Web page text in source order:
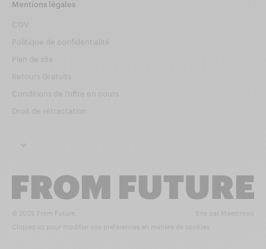
Mentions légales
CGV
Politique de confidentialité
Plan de site
Retours Gratuits
Conditions de l'offre en cours
Droit de rétractation
© 2025 From Future. Site par Maestrooo
Cliquez-ici pour modifier vos préférences en matière de cookies